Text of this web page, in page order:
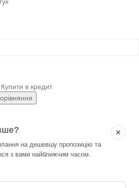
Купити в кредит
✕
на дешевшу пропозицію та
з вами найближчим часом.